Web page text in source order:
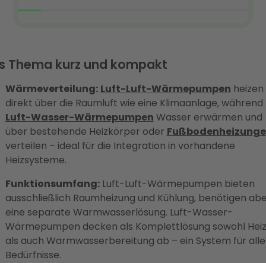
Thema kurz und kompakt
Wärmeverteilung: Luft-Luft-Wärmepumpen heizen
direkt über die Raumluft wie eine Klimaanlage, während
Luft-Wasser-Wärmepumpen Wasser erwärmen und
über bestehende Heizkörper oder
verteilen – ideal für die Integration in vorhandene
Heizsysteme.
Funktionsumfang:Luft-Luft-Wärmepumpen bieten
ausschließlich Raumheizung und Kühlung, benötigen
eine separate Warmwasserlösung. Luft-Wasser-
Wärmepumpen decken als Komplettlösung sowohl
als auch Warmwasserbereitung ab – ein System für alle
Bedürfnisse.